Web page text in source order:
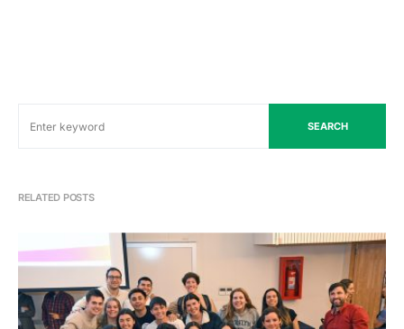
SEARCH
RELATED POSTS